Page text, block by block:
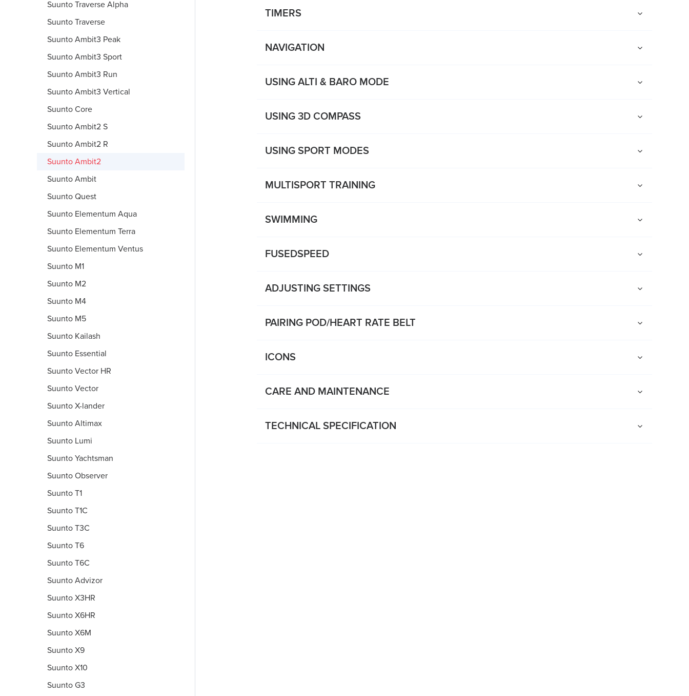
Suunto Traverse Alpha
Suunto Traverse
Suunto Ambit3 Peak
Suunto Ambit3 Sport
Suunto Ambit3 Run
Suunto Ambit3 Vertical
Suunto Core
Suunto Ambit2 S
Suunto Ambit2 R
Suunto Ambit2
Suunto Ambit
Suunto Quest
Suunto Elementum Aqua
Suunto Elementum Terra
Suunto Elementum Ventus
Suunto M1
Suunto M2
Suunto M4
Suunto M5
Suunto Kailash
Suunto Essential
Suunto Vector HR
Suunto Vector
Suunto X-lander
Suunto Altimax
Suunto Lumi
Suunto Yachtsman
Suunto Observer
Suunto T1
Suunto T1C
Suunto T3C
Suunto T6
Suunto T6C
Suunto Advizor
Suunto X3HR
Suunto X6HR
Suunto X6M
Suunto X9
Suunto X10
Suunto G3
TIMERS
NAVIGATION
USING ALTI & BARO MODE
USING 3D COMPASS
USING SPORT MODES
MULTISPORT TRAINING
SWIMMING
FUSEDSPEED
ADJUSTING SETTINGS
PAIRING POD/HEART RATE BELT
ICONS
CARE AND MAINTENANCE
TECHNICAL SPECIFICATION